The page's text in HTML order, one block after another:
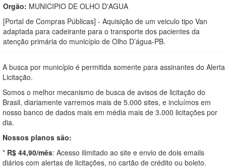
Orgão: MUNICIPIO DE OLHO D'AGUA
[Portal de Compras Públicas] - Aquisição de um veiculo tipo Van
adaptada para cadeirante para o transporte dos pacientes da
atenção primária do município de Olho D’água-PB.
A busca por município é permitida somente para assinantes do Alerta
Licitação.
Somos o melhor mecanismo de busca de avisos de licitação do
Brasil, diariamente varremos mais de 5.000 sites, e incluímos em
nosso banco de dados mais em média mais de 3.000 licitações por
dia.
Nossos planos são:
* R$ 44,90/mês: Acesso ilimitado ao site e envio de dois emails
diários com alertas de licitações, no cartão de crédito ou boleto.